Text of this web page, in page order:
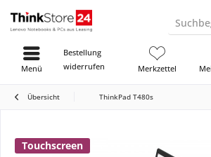
Bestellung
widerrufen
Merkzettel
Menü
Übersicht ThinkPad T480s
Touchscreen